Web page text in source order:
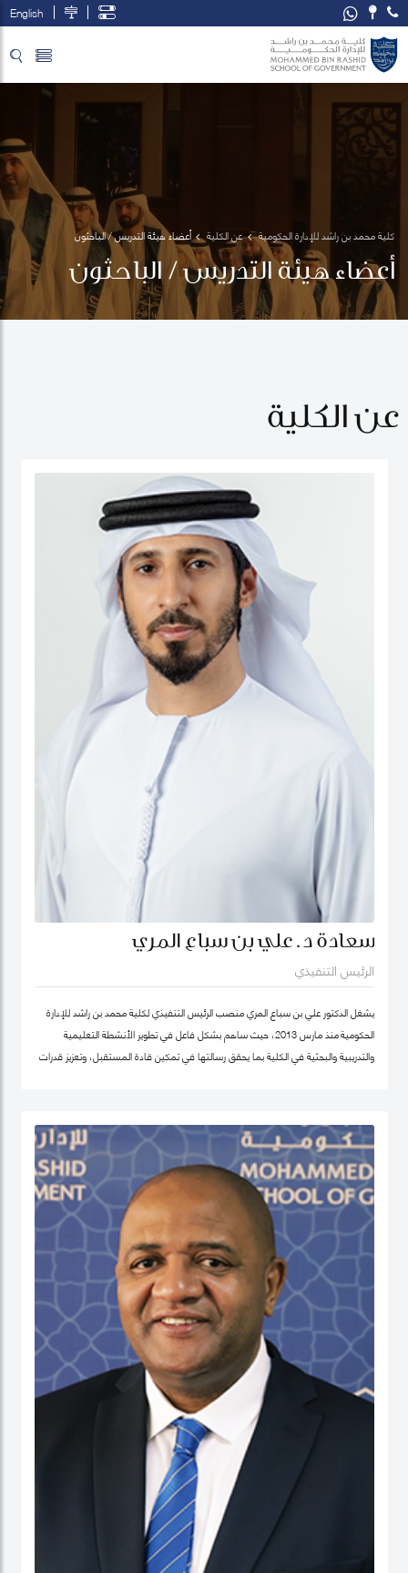
English
كلية محمد بن راشد للإدارة الحكومية عن الكلية أعضاء هيئة التدريس / الباحثون
أعضاء هيئة التدريس / الباحثون
عن الكلية
سعادة د. علي بن سباع المري
الرئيس التنفيذي
يشغل الدكتور علي بن سباع المري منصب الرئيس التنفيذي لكلية محمد بن راشد للإدارة
الحكومية منذ مارس 2013، حيث ساهم بشكل فاعل في تطوير الأنشطة التعليمية
والتدريبية والبحثية في الكلية بما يحقق رسالتها في تمكين قادة المستقبل، وتعزيز قدرات